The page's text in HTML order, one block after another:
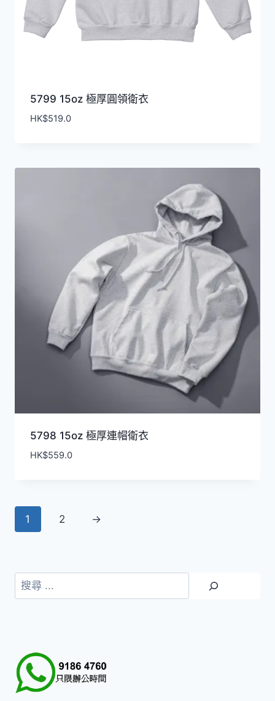
5799 15oz 極厚圓領衛衣
HK$519.0
5798 15oz 極厚連帽衛衣
HK$559.0
1 2 →
搜
尋